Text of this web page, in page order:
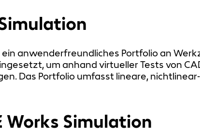
ein anwenderfreundliches Portfolio an
um anhand virtueller Tests von
Das Portfolio umfasst lineare,
Works Simulation